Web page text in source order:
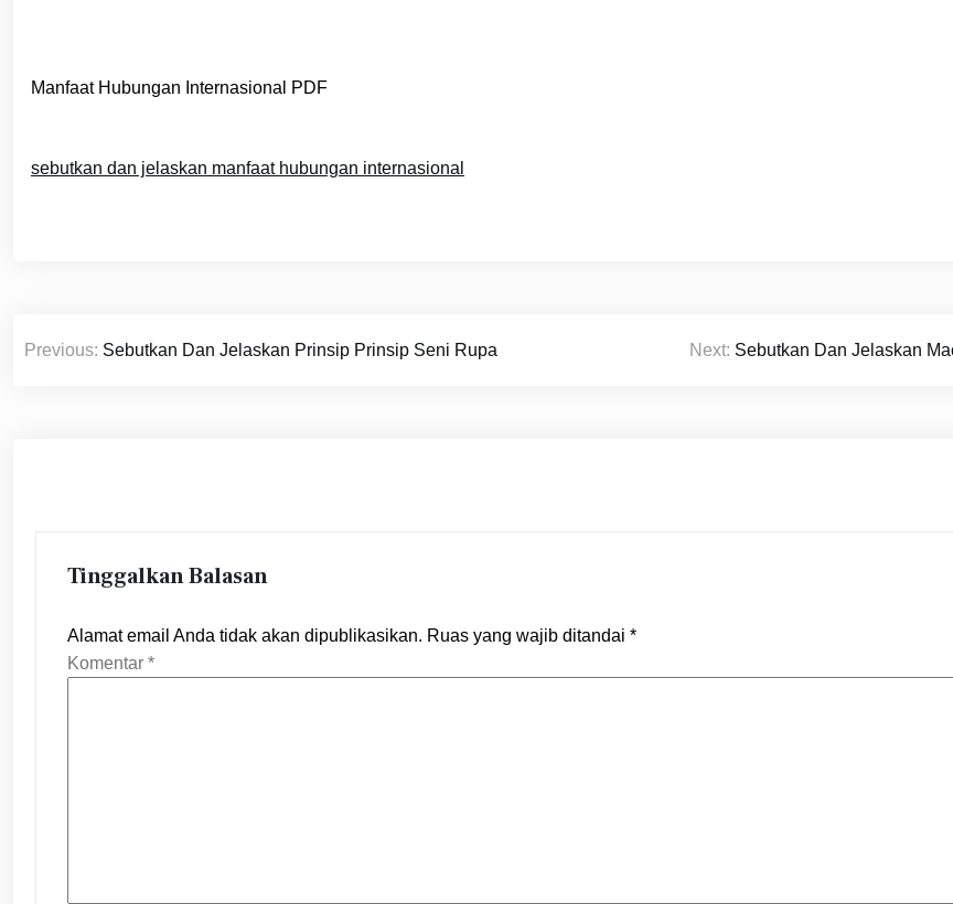
Manfaat Hubungan Internasional PDF
sebutkan dan jelaskan manfaat hubungan internasional
pos
Previous: Sebutkan Dan Jelaskan Prinsip Prinsip Seni Rupa Next: Sebutkan Dan Jelaskan
Tinggalkan Balasan
Alamat email Anda tidak akan dipublikasikan. Ruas yang wajib ditandai *
Komentar *